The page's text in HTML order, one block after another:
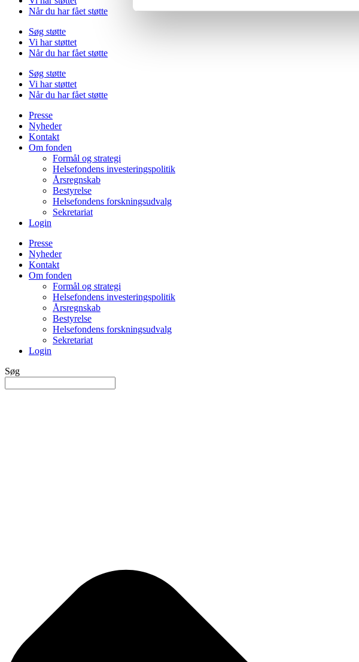
Når du har fået støtte
Søg støtte
Vi har støttet
Når du har fået støtte
Søg støtte
Vi har støttet
Når du har fået støtte
Presse
Nyheder
Kontakt
Om fonden
Formål og strategi
Helsefondens investeringspolitik
Årsregnskab
Bestyrelse
Helsefondens forskningsudvalg
Sekretariat
Login
Presse
Nyheder
Kontakt
Om fonden
Formål og strategi
Helsefondens investeringspolitik
Årsregnskab
Bestyrelse
Helsefondens forskningsudvalg
Sekretariat
Login
Søg